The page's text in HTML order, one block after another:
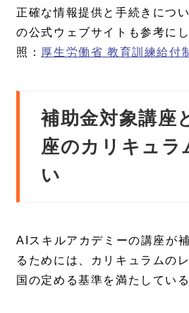
正確な情報提供と手続きにつ
の公式ウェブサイトも参考に
照： 厚生労働省 教育訓練給付
補助金対象講座
座のカリキュラ
い
AIスキルアカデミーの講座が
るためには、カリキュラムの
国の定める基準を満たしてい